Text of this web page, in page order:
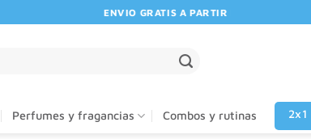
ENVIO GRATIS A PARTIR DE $80.000! 🚚 |
Perfumes y fragancias Combos y rutinas 2x1